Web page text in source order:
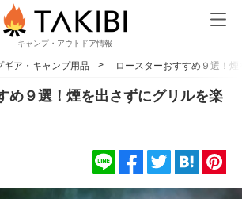
キャンプ・アウトドア情報
ギア・キャンプ用品 ロースターおすすめ９選！
め９選！煙を出さずにグリルを楽